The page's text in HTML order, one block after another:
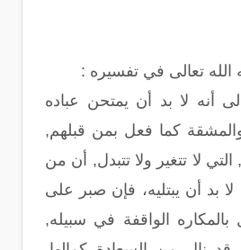
تعالى في تفسيره :
أنه لا بد أن يمتحن عباده
كما فعل بمن قبلهم,
لا تتغير ولا تتبدل, أن من
بد أن يبتليه، فإن صبر على
بالمكاره الواقفة في سبيله,